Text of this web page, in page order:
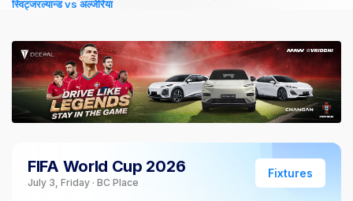
स्विट्जरल्यान्ड vs अल्जेरिया
FIFA World Cup 2026
July 3, Friday · BC Place
Fixtures